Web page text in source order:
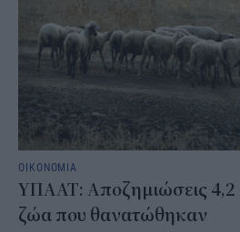
ΟΙΚΟΝΟΜΙΑ
ΥΠΑΑΤ: Αποζημιώσεις 4,2
ζώα που θανατώθηκαν